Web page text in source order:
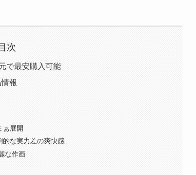
目次
で最安購入可能
報
ぁ展開
な実力差の爽快感
な作画